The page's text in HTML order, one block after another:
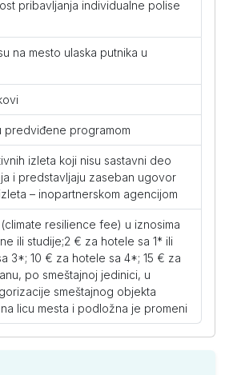
pribavljanja individualne polise
na mesto ulaska putnika u
predviđene programom
izleta koji nisu sastavni deo
i predstavljaju zaseban ugovor
– inopartnerskom agencijom
resilience fee) u iznosima
ili studije;2 € za hotele sa 1* ili
3*; 10 € za hotele sa 4*; 15 € za
po smeštajnoj jedinici, u
smeštajnog objekta
licu mesta i podložna je promeni